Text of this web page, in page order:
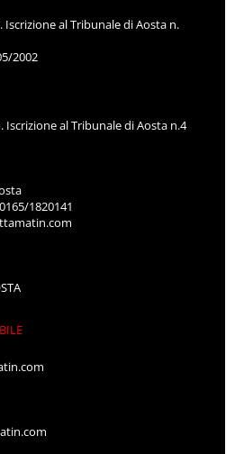
al Tribunale di Aosta n.
2002
Iscrizione al Tribunale di Aosta n.4
1820141